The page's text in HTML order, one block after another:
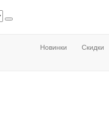
Новинки Скидки